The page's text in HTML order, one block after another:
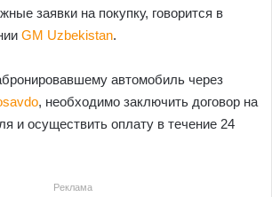
заявки на покупку, говорится в
GM Uzbekistan.
автомобиль через
, необходимо заключить договор на
и осуществить оплату в течение 24
Реклама